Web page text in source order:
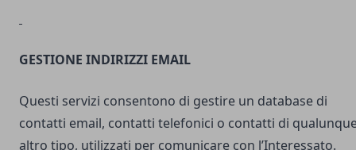
GESTIONE INDIRIZZI EMAIL
Questi servizi consentono di gestire un database di
contatti email, contatti telefonici o contatti di
altro tipo, utilizzati per comunicare con l’Interessato.